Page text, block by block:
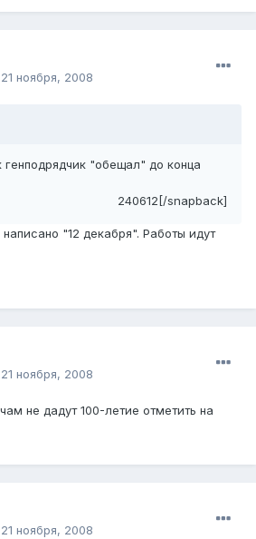
21 ноября, 2008
"обещал" до конца
240612[/snapback]
"12 декабря". Работы идут
21 ноября, 2008
не дадут 100-летие отметить на
21 ноября, 2008